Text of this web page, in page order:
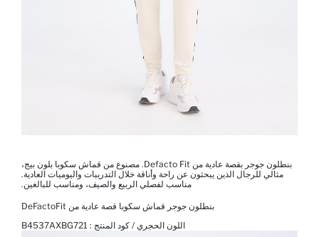
بنطلون جوجر بقصة عادية من Defacto Fit. مصنوع من قماش سكوبا بلون بيج،
مثالي للرجال الذين يبحثون عن راحة وأناقة خلال التدريبات واليوميات العادية.
مناسب لفصلي الربيع والصيف، ومناسب للبالغين.
بنطلون جوجر قماش سكوبا قصة عادية من DeFactoFit
اللون الحجري / كود المنتج : B4537AXBG721